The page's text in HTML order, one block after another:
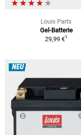
Louis Parts
Gel-Batterie
29,99 €1
NEU